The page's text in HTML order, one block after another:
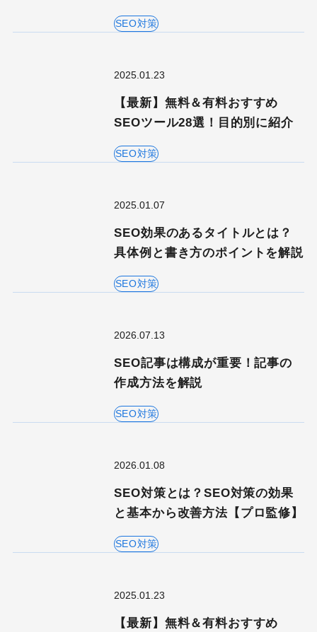
SEO対策
2025.01.23
【最新】無料＆有料おすすめ
SEOツール28選！目的別に紹介
SEO対策
2025.01.07
SEO効果のあるタイトルとは？
具体例と書き方のポイントを解説
SEO対策
2026.07.13
SEO記事は構成が重要！記事の
作成方法を解説
SEO対策
2026.01.08
SEO対策とは？SEO対策の効果
と基本から改善方法【プロ監修】
SEO対策
2025.01.23
【最新】無料＆有料おすすめ